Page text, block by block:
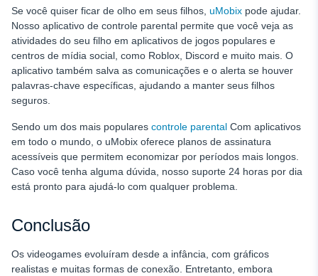
Se você quiser ficar de olho em seus filhos, uMobix pode ajudar.
Nosso aplicativo de controle parental permite que você veja as
atividades do seu filho em aplicativos de jogos populares e
centros de mídia social, como Roblox, Discord e muito mais. O
aplicativo também salva as comunicações e o alerta se houver
palavras-chave específicas, ajudando a manter seus filhos
seguros.
Sendo um dos mais populares controle parental Com aplicativos
em todo o mundo, o uMobix oferece planos de assinatura
acessíveis que permitem economizar por períodos mais longos.
Caso você tenha alguma dúvida, nosso suporte 24 horas por dia
está pronto para ajudá-lo com qualquer problema.
Conclusão
Os videogames evoluíram desde a infância, com gráficos
realistas e muitas formas de conexão. Entretanto, embora